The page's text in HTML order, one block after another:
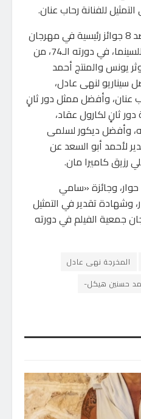
للفنانة رحاب عنان.
كما واصل الفيلم نجاحه بحصد 8 جوائز رئيسية في مهرجان
المركز الكاثوليكي المصري للسينما، في دورته الـ74، من
يونس والمنتج أحمد
لنهى عادل،
عنان، وأفضل ممثل دور ثانٍ
ثانٍ لكارول عقاد،
وأفضل ديكور لسلمى
لأحمد أبو السعد عن
رزيق كاميرا مان.
وجائزة «سامي
وشهادة تقدير في التمثيل
جمعية الفيلم في دورته
المخرجة نهى عادل
حسنين هيكل-